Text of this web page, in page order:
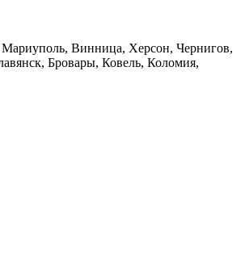
Мариуполь, Винница, Херсон, Чернигов,
Бровары, Ковель, Коломия,